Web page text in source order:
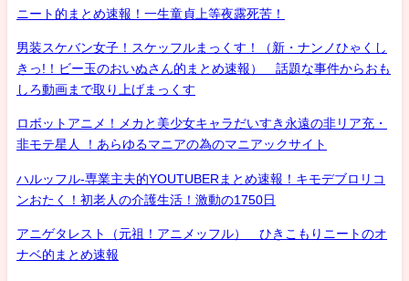
ニート的まとめ速報！一生童貞上等夜露死苦！
男装スケバン女子！スケッフルまっくす！（新・ナンノひゃくし
きっ!！ビー玉のおいぬさん的まとめ速報） 話題な事件からおも
しろ動画まで取り上げまっくす
ロボットアニメ！メカと美少女キャラだいすき永遠の非リア充・
非モテ星人 ！あらゆるマニアの為のマニアックサイト
ハルッフル-専業主夫的YOUTUBERまとめ速報！キモデブロリコ
ンおたく！初老人の介護生活！激動の1750日
アニゲタレスト（元祖！アニメッフル） ひきこもりニートのオ
ナベ的まとめ速報